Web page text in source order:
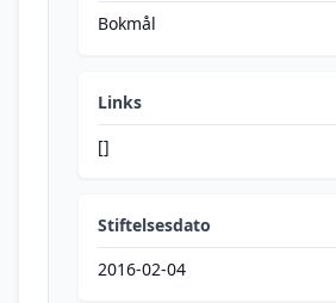
Bokmål
Links
[]
Stiftelsesdato
2016-02-04